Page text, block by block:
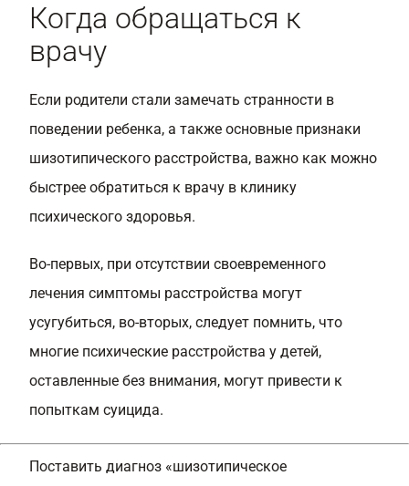
Когда обращаться к
врачу
Если родители стали замечать странности в
поведении ребенка, а также основные признаки
шизотипического расстройства, важно как можно
быстрее обратиться к врачу в клинику
психического здоровья.
Во-первых, при отсутствии своевременного
лечения симптомы расстройства могут
усугубиться, во-вторых, следует помнить, что
многие психические расстройства у детей,
оставленные без внимания, могут привести к
попыткам суицида.
Поставить диагноз «шизотипическое